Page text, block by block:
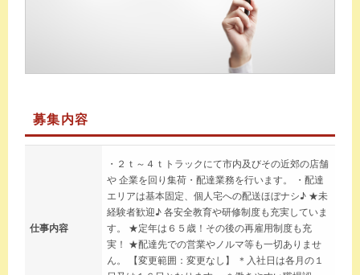
募集内容
仕事内容
・２ｔ～４ｔトラックにて市内及びその近郊の店舗
や 企業を回り集荷・配達業務を行います。 ・配達
エリアは基本固定、個人宅への配送ほぼナシ♪ ★未
経験者歓迎♪ 各安全教育や研修制度も充実していま
す。 ★定年は６５歳！その後の再雇用制度も充
実！ ★配達先での営業やノルマ等も一切ありませ
ん。 【変更範囲：変更なし】 ＊入社日は各月の１